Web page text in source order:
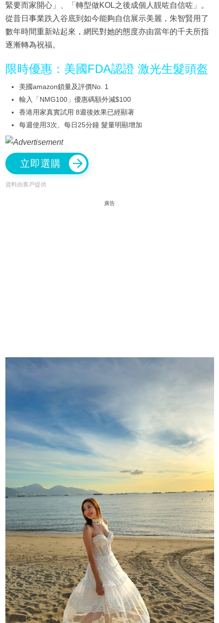
緊要而家開心」、「轉型做KOL之後成個人靚咗自信咗」。
從昔日事業跌入谷底到如今能夠自信展示美麗，朱智賢用了
數年時間重新站起來，網民對她的態度亦由當年的千夫所指
逐漸轉為祝福。
限時優惠：美國FDA認證 激光生髮頭盔
美國amazon鎖量及評價No. 1
輸入「NMG100」優惠碼額外減$100
香港用家真實試用 8週後效果已經顯著
每週使用3次、每日25分鐘 髮量明顯增加
立即選購
資料由客戶提供
廣告